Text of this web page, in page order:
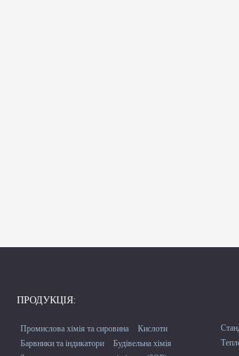
ПРОДУКЦІЯ:
Промислова хімія та сировина
Кислоти
Барвники та індикатори
Будівельна хімія